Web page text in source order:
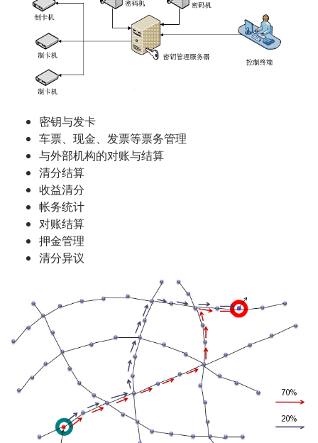
密钥与发卡
车票、现金、发票等票务管理
与外部机构的对账与结算
清分结算
收益清分
帐务统计
对账结算
押金管理
清分异议